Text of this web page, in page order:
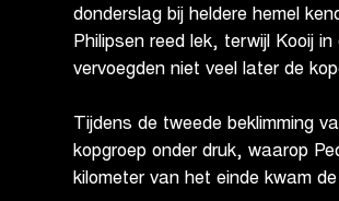
donderslag bij heldere hemel
Philipsen reed lek, terwijl Kooij
vervoegden niet veel later de
Tijdens de tweede beklimming
kopgroep onder druk, waarop
kilometer van het einde kwam